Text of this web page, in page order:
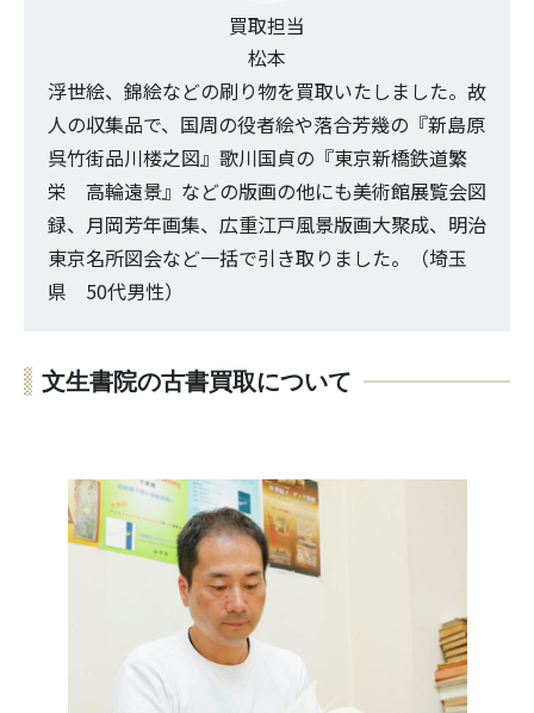
買取担当
松本
浮世絵、錦絵などの刷り物を買取いたしました。故
人の収集品で、国周の役者絵や落合芳幾の『新島原
呉竹街品川楼之図』歌川国貞の『東京新橋鉄道繁
栄 高輪遠景』などの版画の他にも美術館展覧会図
録、月岡芳年画集、広重江戸風景版画大聚成、明治
東京名所図会など一括で引き取りました。（埼玉
県 50代男性）
文生書院の古書買取について